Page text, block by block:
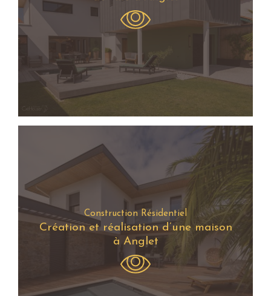
Construction Résidentiel
Création et réalisation d’une maison
à Anglet